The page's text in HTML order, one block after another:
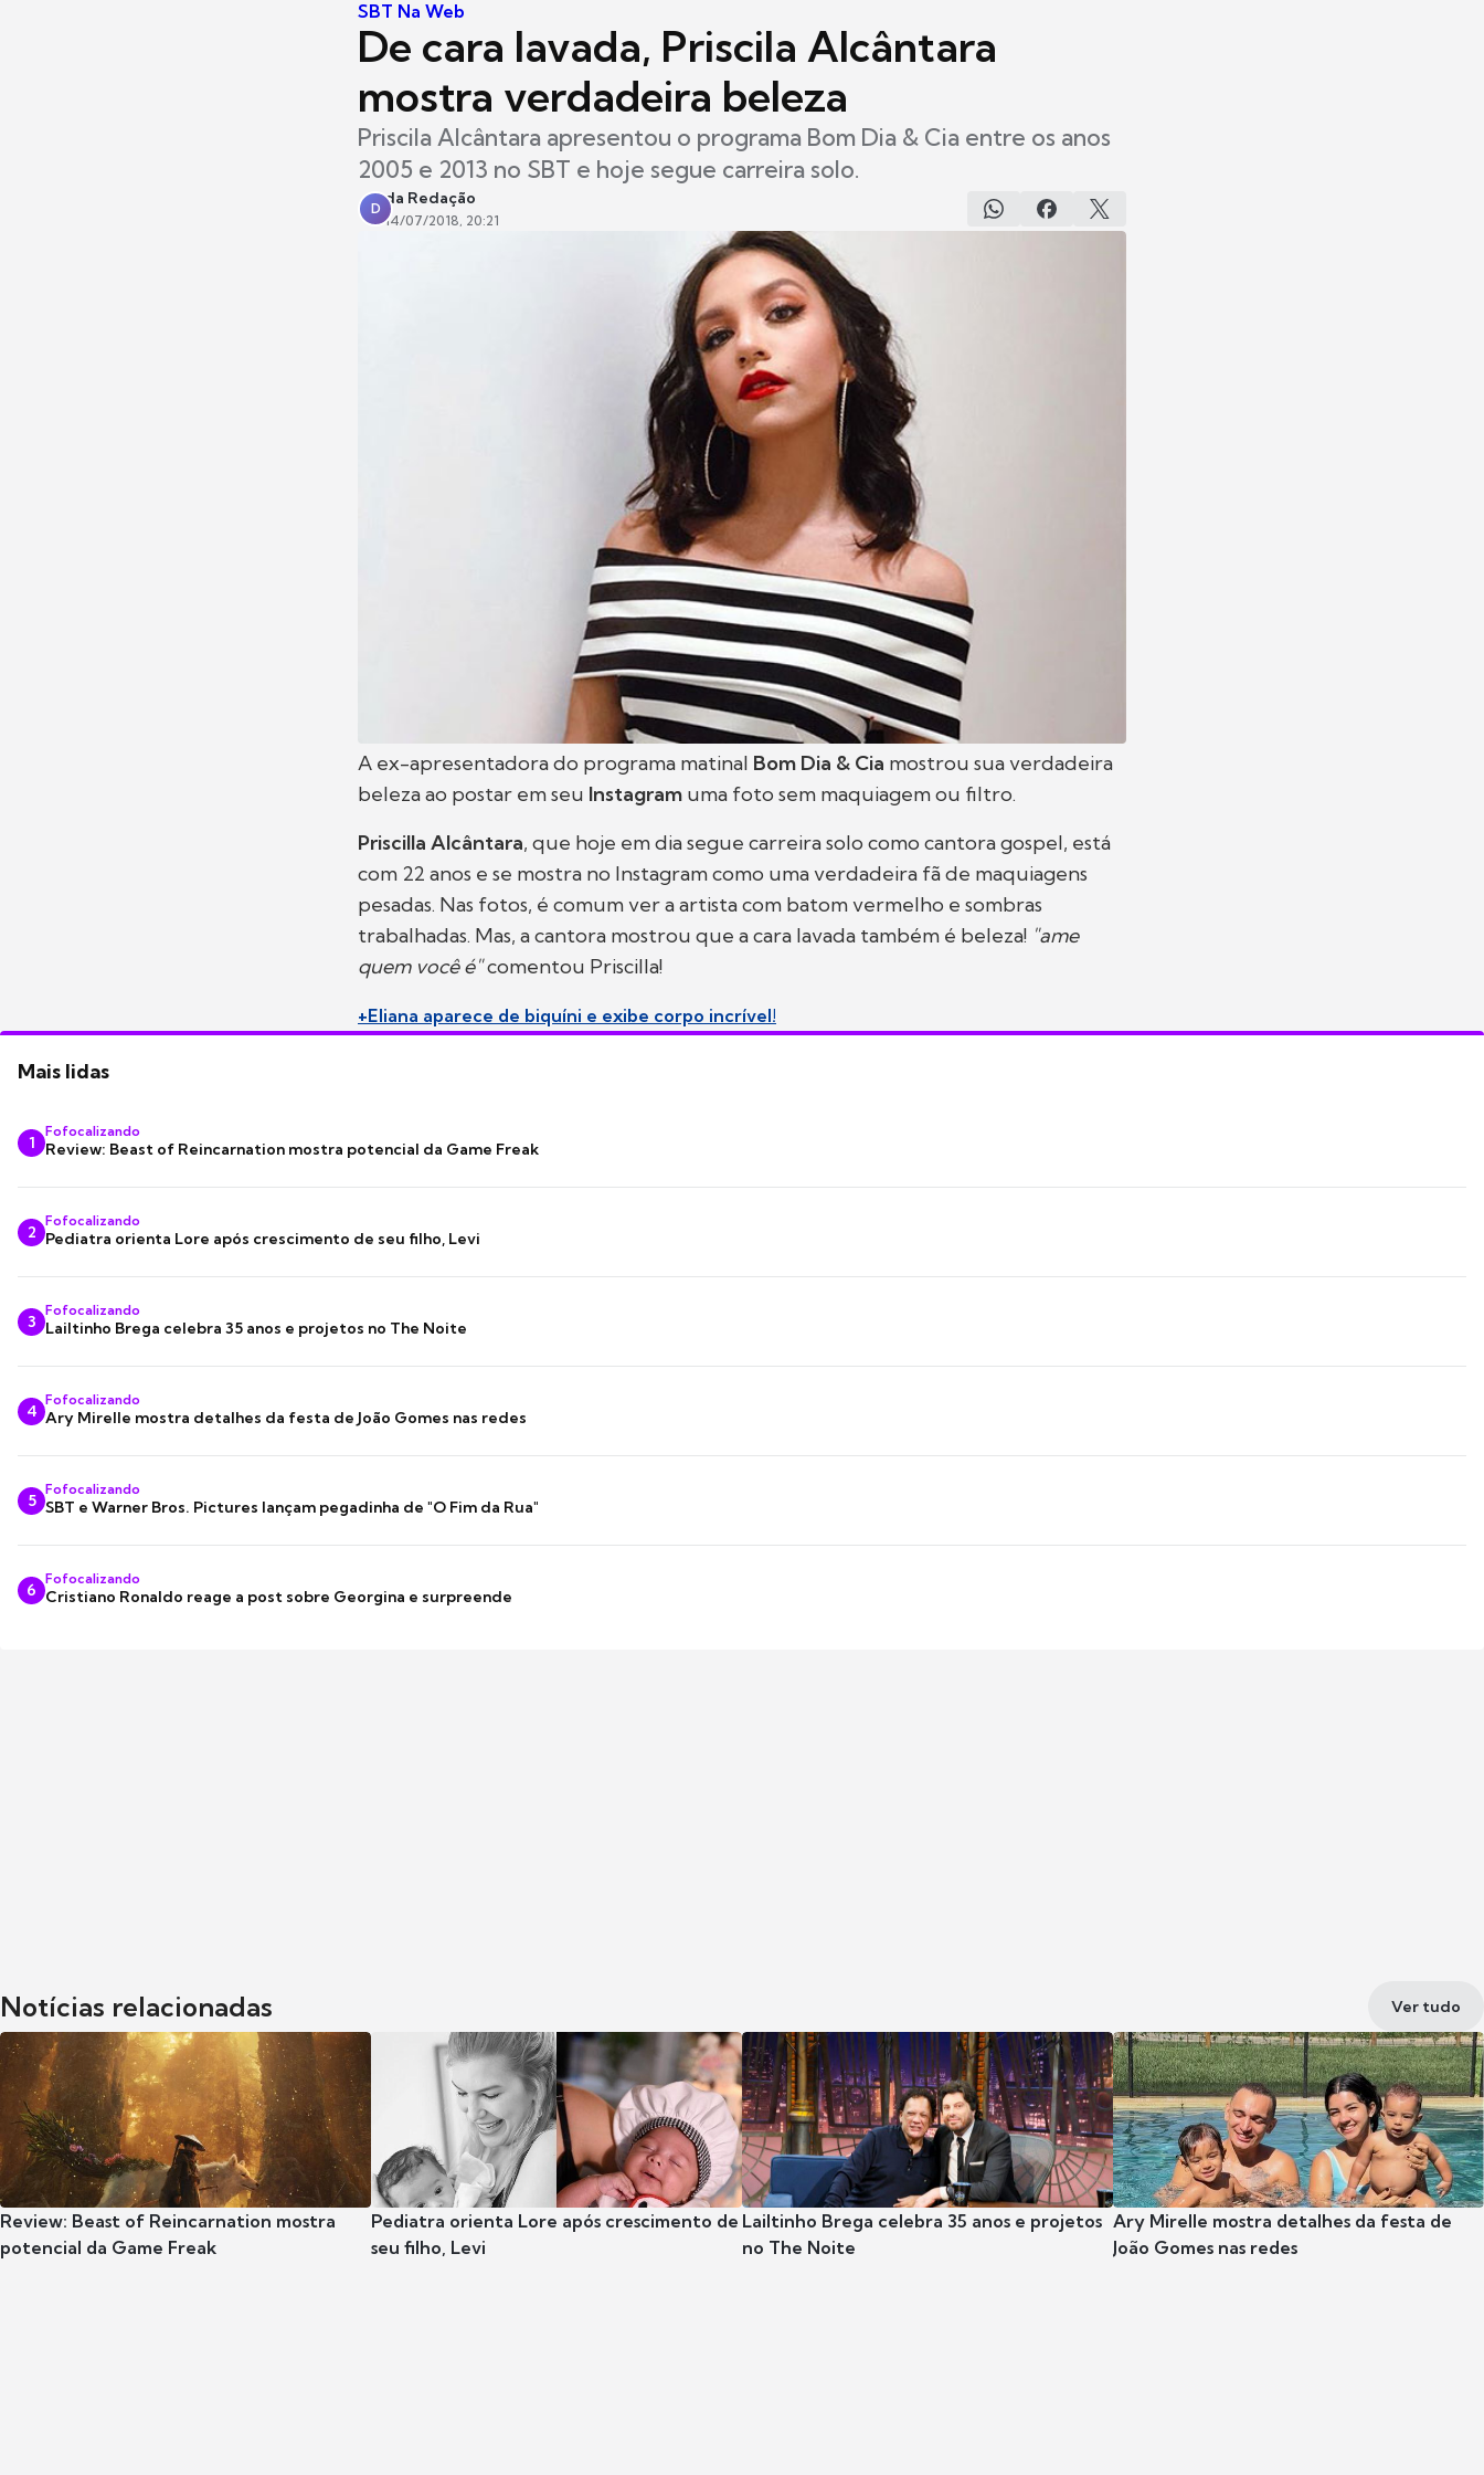
SBT Na Web
De cara lavada, Priscila Alcântara
mostra verdadeira beleza
Priscila Alcântara apresentou o programa Bom Dia & Cia entre os anos
2005 e 2013 no SBT e hoje segue carreira solo.
D
da Redação
14/07/2018, 20:21
A ex-apresentadora do programa matinal Bom Dia & Cia mostrou sua verdadeira
beleza ao postar em seu Instagram uma foto sem maquiagem ou filtro.
Priscilla Alcântara, que hoje em dia segue carreira solo como cantora gospel, está
com 22 anos e se mostra no Instagram como uma verdadeira fã de maquiagens
pesadas. Nas fotos, é comum ver a artista com batom vermelho e sombras
trabalhadas. Mas, a cantora mostrou que a cara lavada também é beleza! "ame
quem você é"comentou Priscilla!
+Eliana aparece de biquíni e exibe corpo incrível!
Mais lidas
1
Fofocalizando
Review: Beast of Reincarnation mostra potencial da Game Freak
2
Fofocalizando
Pediatra orienta Lore após crescimento de seu filho, Levi
3
Fofocalizando
Lailtinho Brega celebra 35 anos e projetos no The Noite
4
Fofocalizando
Ary Mirelle mostra detalhes da festa de João Gomes nas redes
5
Fofocalizando
SBT e Warner Bros. Pictures lançam pegadinha de "O Fim da Rua"
6
Fofocalizando
Cristiano Ronaldo reage a post sobre Georgina e surpreende
Notícias relacionadas Ver tudo
Review: Beast of Reincarnation mostra
potencial da Game Freak
Pediatra orienta Lore após crescimento de
seu filho, Levi
Lailtinho Brega celebra 35 anos e projetos
no The Noite
Ary Mirelle mostra detalhes da festa de
João Gomes nas redes